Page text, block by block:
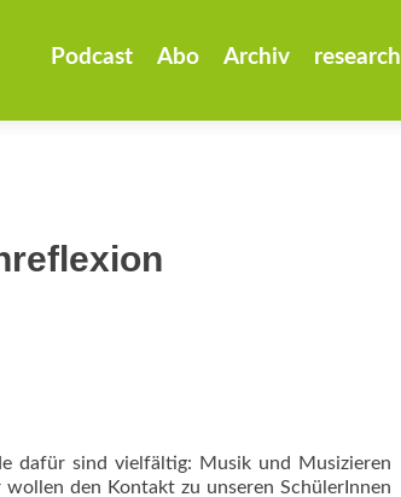
Podcast Abo Archiv research
dafür sind vielfältig: Musik und Musizieren
den Kontakt zu unseren SchülerInnen